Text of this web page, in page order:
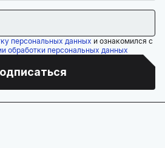
персональных данных и ознакомился с
обработки персональных данных